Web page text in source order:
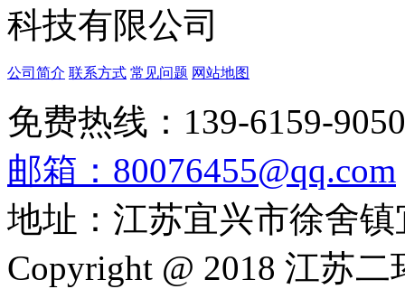
公司简介 联系方式 常见问题 网站地图
免费热线：139-6159-9050
邮箱：80076455@qq.com
地址：江苏宜兴市徐舍
Copyright @ 2018 江苏